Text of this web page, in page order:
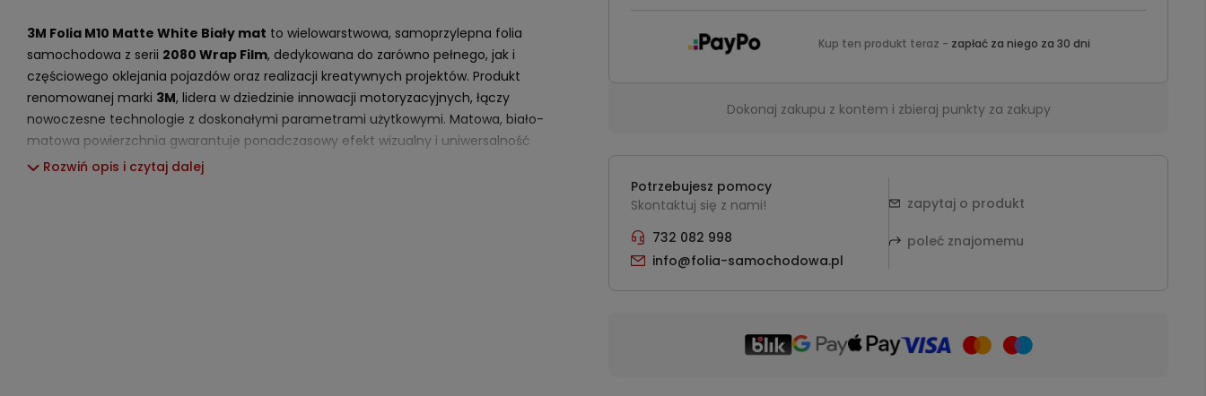
3M Folia M10 Matte White Biały mat to wielowarstwowa, samoprzylepna folia
samochodowa z serii 2080 Wrap Film, dedykowana do zarówno pełnego, jak i
częściowego oklejania pojazdów oraz realizacji kreatywnych projektów. Produkt
renomowanej marki 3M, lidera w dziedzinie innowacji motoryzacyjnych, łączy
nowoczesne technologie z doskonałymi parametrami użytkowymi. Matowa, biało-
matowa powierzchnia gwarantuje ponadczasowy efekt wizualny i uniwersalność
zastosowań, niezależnie od kształtu i typu aplikowanego podłoża.
Rozwiń opis i czytaj dalej
Kup ten produkt teraz - zapłać za niego za 30 dni
Dokonaj zakupu z kontem i zbieraj punkty za zakupy
Potrzebujesz pomocy
Skontaktuj się z nami!
732 082 998
info@folia-samochodowa.pl
zapytaj o produkt
poleć znajomemu